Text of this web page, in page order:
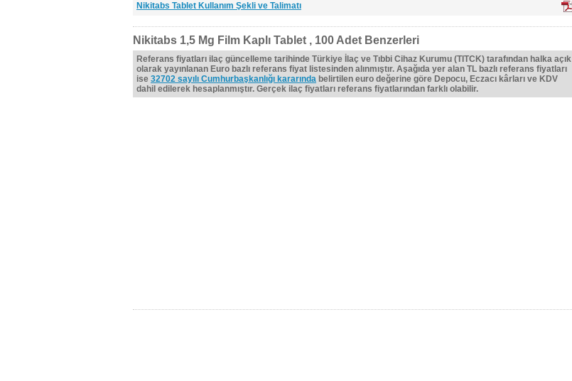
Nikitabs Tablet Kullanım Şekli ve Talimatı
Nikitabs 1,5 Mg Film Kaplı Tablet , 100 Adet Benzerleri
Referans fiyatları ilaç güncelleme tarihinde Türkiye İlaç ve Tıbbi Cihaz Kurumu (TITCK) tarafından halka açık
olarak yayınlanan Euro bazlı referans fiyat listesinden alınmıştır. Aşağıda yer alan TL bazlı referans fiyatları
ise 32702 sayılı Cumhurbaşkanlığı kararında belirtilen euro değerine göre Depocu, Eczacı kârları ve KDV
dahil edilerek hesaplanmıştır. Gerçek ilaç fiyatları referans fiyatlarından farklı olabilir.